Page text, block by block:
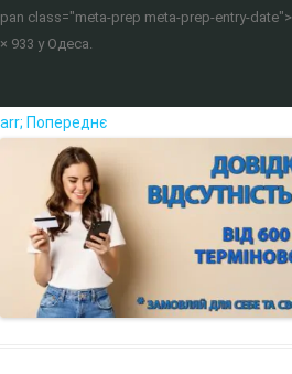
pan class="meta-prep meta-prep-entry-
× 933 у Одеса
arr; Попереднє